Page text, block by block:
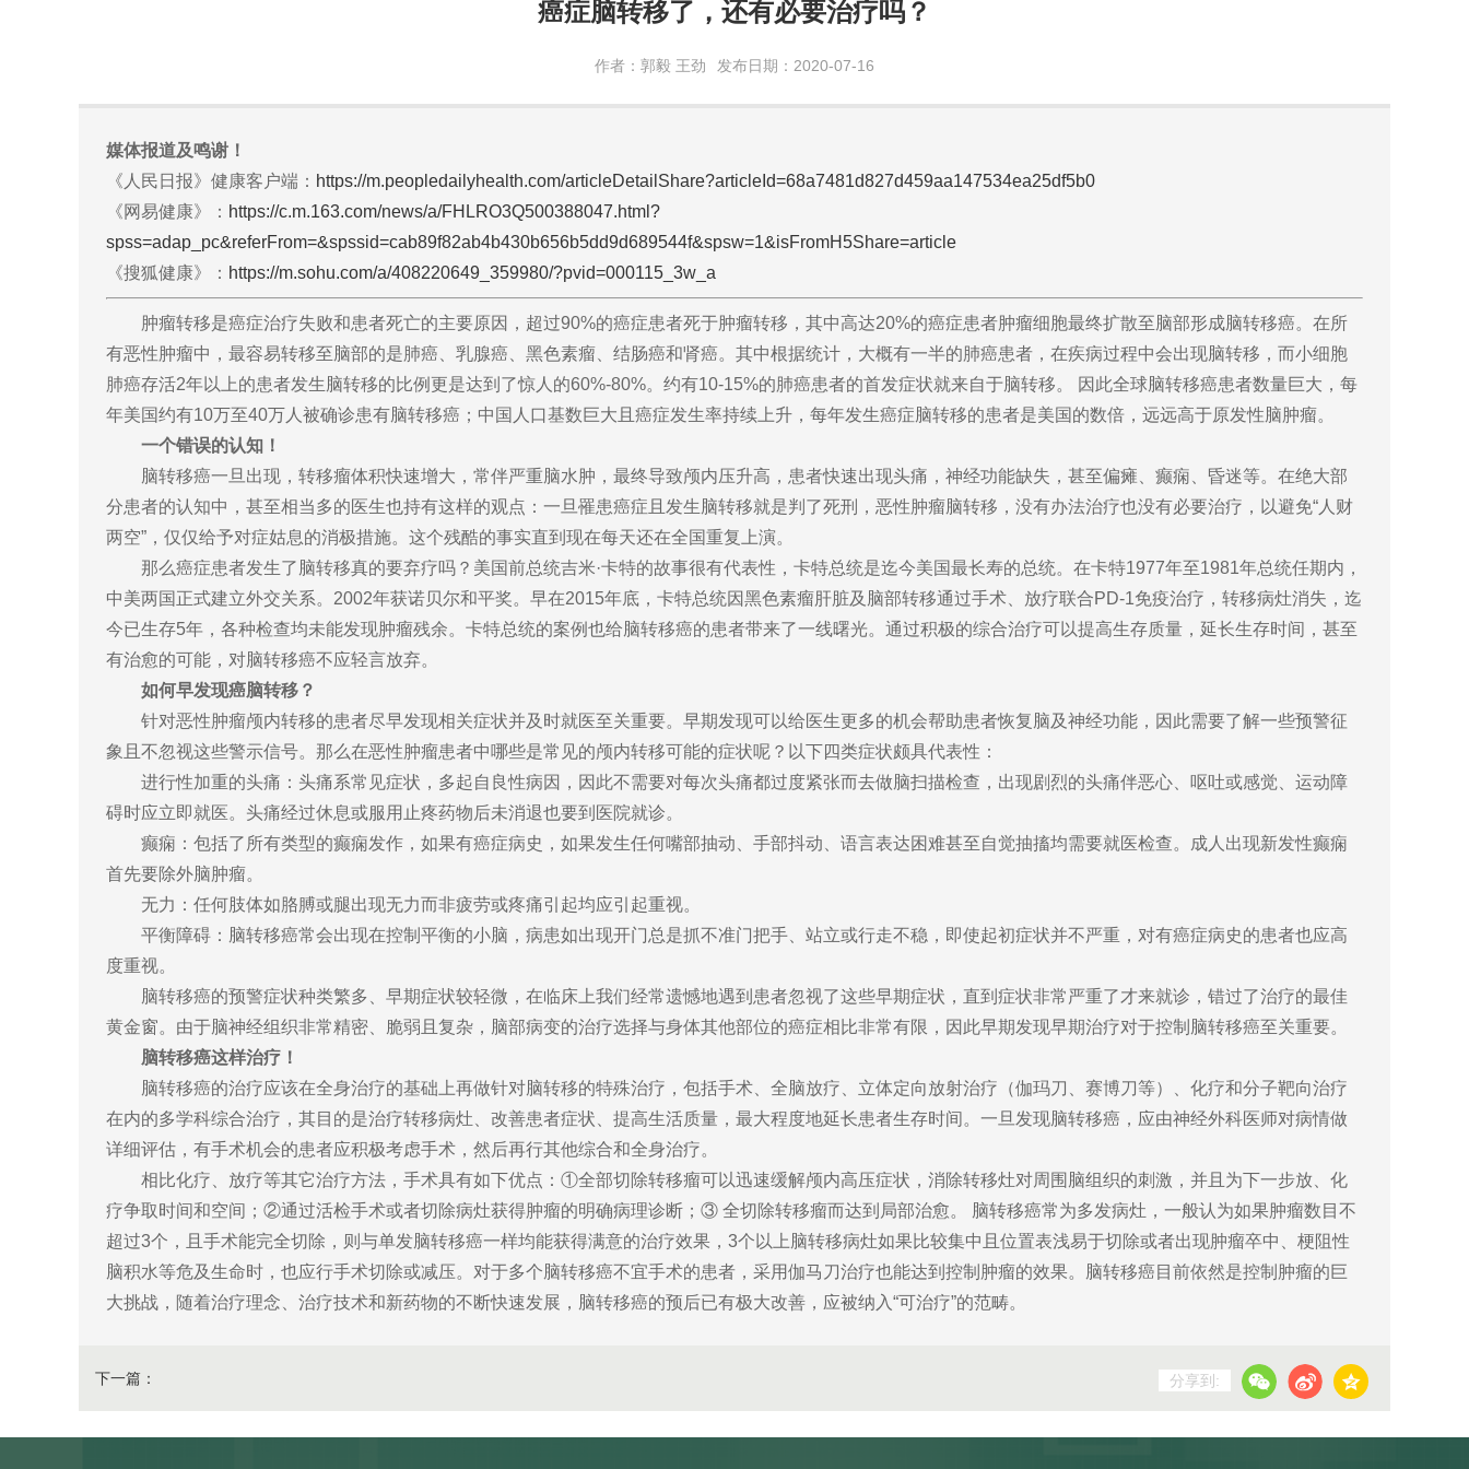
癌症脑转移了，还有必要治疗吗？
作者：郭毅 王劲 发布日期：2020-07-16
媒体报道及鸣谢！
《人民日报》健康客户端： https://m.peopledailyhealth.com/articleDetailShare?articleId=68a7481d827d459aa147534ea25df5b0
《网易健康》： https://c.m.163.com/news/a/FHLRO3Q500388047.html?
spss=adap_pc&referFrom=&spssid=cab89f82ab4b430b656b5dd9d689544f&spsw=1&isFromH5Share=article
《搜狐健康》： https://m.sohu.com/a/408220649_359980/?pvid=000115_3w_a
肿瘤转移是癌症治疗失败和患者死亡的主要原因，超过90%的癌症患者死于肿瘤转移，其中高达20%的癌症患者肿瘤细胞最终扩散至脑部形成脑转移癌。在所
有恶性肿瘤中，最容易转移至脑部的是肺癌、乳腺癌、黑色素瘤、结肠癌和肾癌。其中根据统计，大概有一半的肺癌患者，在疾病过程中会出现脑转移，而小细胞
肺癌存活2年以上的患者发生脑转移的比例更是达到了惊人的60%-80%。约有10-15%的肺癌患者的首发症状就来自于脑转移。 因此全球脑转移癌患者数量巨大，每
年美国约有10万至40万人被确诊患有脑转移癌；中国人口基数巨大且癌症发生率持续上升，每年发生癌症脑转移的患者是美国的数倍，远远高于原发性脑肿瘤。
一个错误的认知！
脑转移癌一旦出现，转移瘤体积快速增大，常伴严重脑水肿，最终导致颅内压升高，患者快速出现头痛，神经功能缺失，甚至偏瘫、癫痫、昏迷等。在绝大部
分患者的认知中，甚至相当多的医生也持有这样的观点：一旦罹患癌症且发生脑转移就是判了死刑，恶性肿瘤脑转移，没有办法治疗也没有必要治疗，以避免“人财
两空”，仅仅给予对症姑息的消极措施。这个残酷的事实直到现在每天还在全国重复上演。
那么癌症患者发生了脑转移真的要弃疗吗？美国前总统吉米·卡特的故事很有代表性，卡特总统是迄今美国最长寿的总统。在卡特1977年至1981年总统任期内，
中美两国正式建立外交关系。2002年获诺贝尔和平奖。早在2015年底，卡特总统因黑色素瘤肝脏及脑部转移通过手术、放疗联合PD-1免疫治疗，转移病灶消失，迄
今已生存5年，各种检查均未能发现肿瘤残余。卡特总统的案例也给脑转移癌的患者带来了一线曙光。通过积极的综合治疗可以提高生存质量，延长生存时间，甚至
有治愈的可能，对脑转移癌不应轻言放弃。
如何早发现癌脑转移？
针对恶性肿瘤颅内转移的患者尽早发现相关症状并及时就医至关重要。早期发现可以给医生更多的机会帮助患者恢复脑及神经功能，因此需要了解一些预警征
象且不忽视这些警示信号。那么在恶性肿瘤患者中哪些是常见的颅内转移可能的症状呢？以下四类症状颇具代表性：
进行性加重的头痛：头痛系常见症状，多起自良性病因，因此不需要对每次头痛都过度紧张而去做脑扫描检查，出现剧烈的头痛伴恶心、呕吐或感觉、运动障
碍时应立即就医。头痛经过休息或服用止疼药物后未消退也要到医院就诊。
癫痫：包括了所有类型的癫痫发作，如果有癌症病史，如果发生任何嘴部抽动、手部抖动、语言表达困难甚至自觉抽搐均需要就医检查。成人出现新发性癫痫
首先要除外脑肿瘤。
无力：任何肢体如胳膊或腿出现无力而非疲劳或疼痛引起均应引起重视。
平衡障碍：脑转移癌常会出现在控制平衡的小脑，病患如出现开门总是抓不准门把手、站立或行走不稳，即使起初症状并不严重，对有癌症病史的患者也应高
度重视。
脑转移癌的预警症状种类繁多、早期症状较轻微，在临床上我们经常遗憾地遇到患者忽视了这些早期症状，直到症状非常严重了才来就诊，错过了治疗的最佳
黄金窗。由于脑神经组织非常精密、脆弱且复杂，脑部病变的治疗选择与身体其他部位的癌症相比非常有限，因此早期发现早期治疗对于控制脑转移癌至关重要。
脑转移癌这样治疗！
脑转移癌的治疗应该在全身治疗的基础上再做针对脑转移的特殊治疗，包括手术、全脑放疗、立体定向放射治疗（伽玛刀、赛博刀等）、化疗和分子靶向治疗
在内的多学科综合治疗，其目的是治疗转移病灶、改善患者症状、提高生活质量，最大程度地延长患者生存时间。一旦发现脑转移癌，应由神经外科医师对病情做
详细评估，有手术机会的患者应积极考虑手术，然后再行其他综合和全身治疗。
相比化疗、放疗等其它治疗方法，手术具有如下优点：①全部切除转移瘤可以迅速缓解颅内高压症状，消除转移灶对周围脑组织的刺激，并且为下一步放、化
疗争取时间和空间；②通过活检手术或者切除病灶获得肿瘤的明确病理诊断；③ 全切除转移瘤而达到局部治愈。 脑转移癌常为多发病灶，一般认为如果肿瘤数目不
超过3个，且手术能完全切除，则与单发脑转移癌一样均能获得满意的治疗效果，3个以上脑转移病灶如果比较集中且位置表浅易于切除或者出现肿瘤卒中、梗阻性
脑积水等危及生命时，也应行手术切除或减压。对于多个脑转移癌不宜手术的患者，采用伽马刀治疗也能达到控制肿瘤的效果。脑转移癌目前依然是控制肿瘤的巨
大挑战，随着治疗理念、治疗技术和新药物的不断快速发展，脑转移癌的预后已有极大改善，应被纳入“可治疗”的范畴。
下一篇： 分享到: